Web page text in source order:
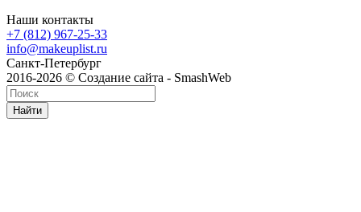
Наши контакты
+7 (812) 967-25-33
info@makeuplist.ru
Санкт-Петербург
2016-2026 © Создание сайта - SmashWeb
Найти